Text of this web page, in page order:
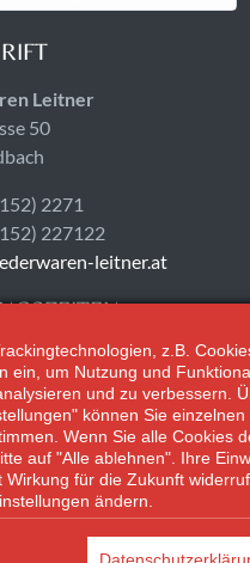
Leitner
50
2271
227122
leitner.at
18:00
08:30 bis 17:00 Uhr
z.B.
ein, um Nutzung und
und zu verbessern.
können Sie
Wenn Sie alle Cookies
auf "Alle ablehnen". Ihre
Wirkung für die Zukunft
ändern.